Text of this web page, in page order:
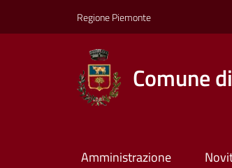
Regione Piemonte
Comune
Amministrazione